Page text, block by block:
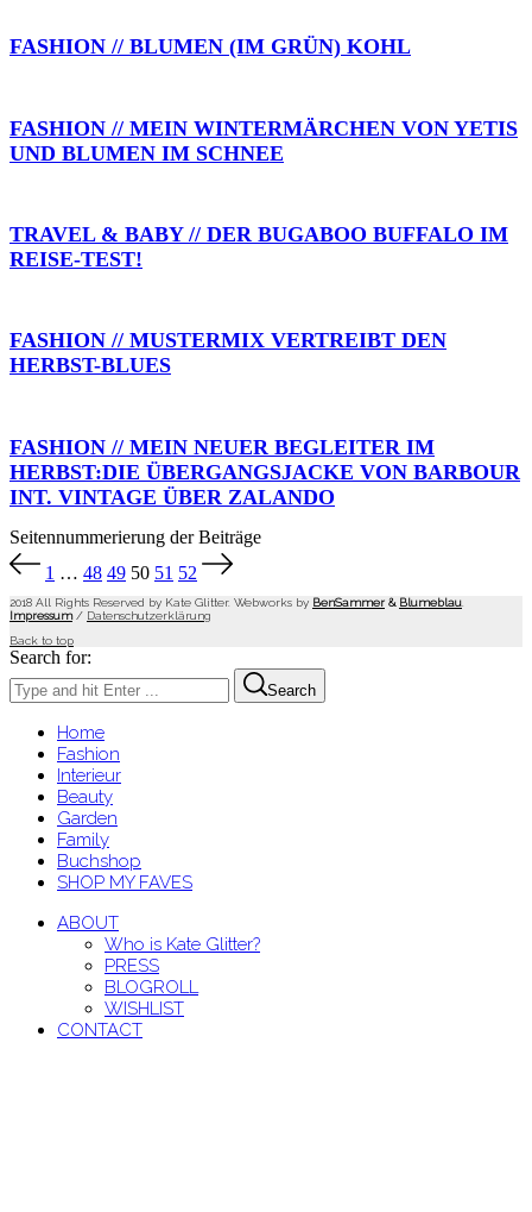
FASHION // BLUMEN (IM GRÜN) KOHL
FASHION // MEIN WINTERMÄRCHEN VON YETIS
UND BLUMEN IM SCHNEE
TRAVEL & BABY // DER BUGABOO BUFFALO IM
REISE-TEST!
FASHION // MUSTERMIX VERTREIBT DEN
HERBST-BLUES
FASHION // MEIN NEUER BEGLEITER IM
HERBST:DIE ÜBERGANGSJACKE VON BARBOUR
INT. VINTAGE ÜBER ZALANDO
Seitennummerierung der Beiträge
1 … 48 49 50 51 52
2018 All Rights Reserved by Kate Glitter. Webworks by BenSammer & Blumeblau.
Impressum/ Datenschutzerklärung
Back to top
Search for:
Search
Home
Fashion
Interieur
Beauty
Garden
Family
Buchshop
SHOP MY FAVES
ABOUT
Who is Kate Glitter?
PRESS
BLOGROLL
WISHLIST
CONTACT